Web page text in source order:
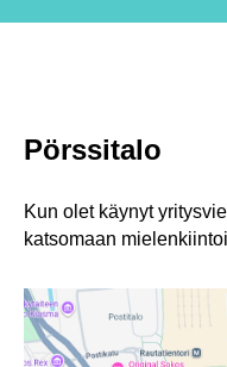
Pörssitalo
Kun olet käynyt
katsomaan